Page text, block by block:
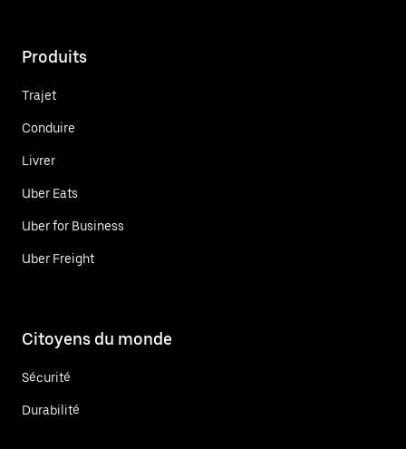
Produits
Trajet
Conduire
Livrer
Uber Eats
Uber for Business
Uber Freight
Citoyens du monde
Sécurité
Durabilité